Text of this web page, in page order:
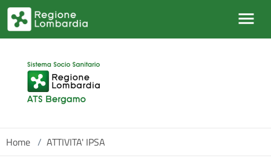
Salta al contenuto principale
Home / ATTIVITA' IPSA